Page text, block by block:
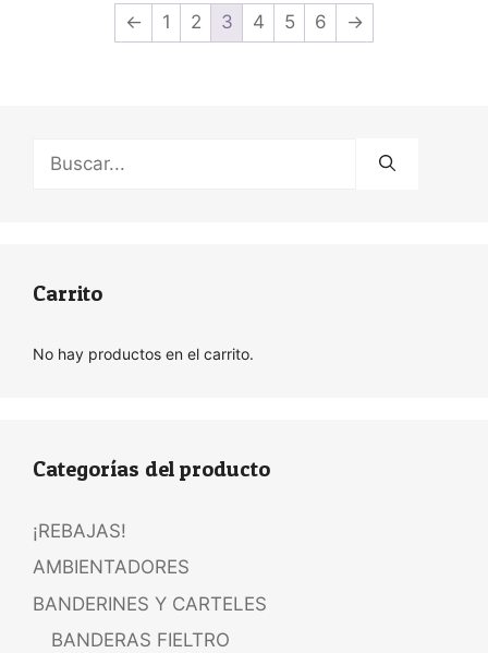
← 1 2 3 4 5 6 →
Carrito
No hay productos en el carrito.
Categorías del producto
¡REBAJAS!
AMBIENTADORES
BANDERINES Y CARTELES
BANDERAS FIELTRO